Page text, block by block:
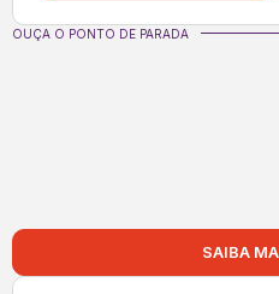
OUÇA O PONTO DE PARADA
SAIBA